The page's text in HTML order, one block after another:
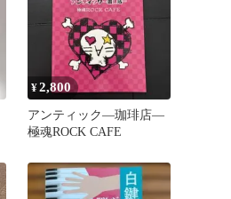
¥2,800
アンティック―珈琲店―
極魂ROCK CAFE